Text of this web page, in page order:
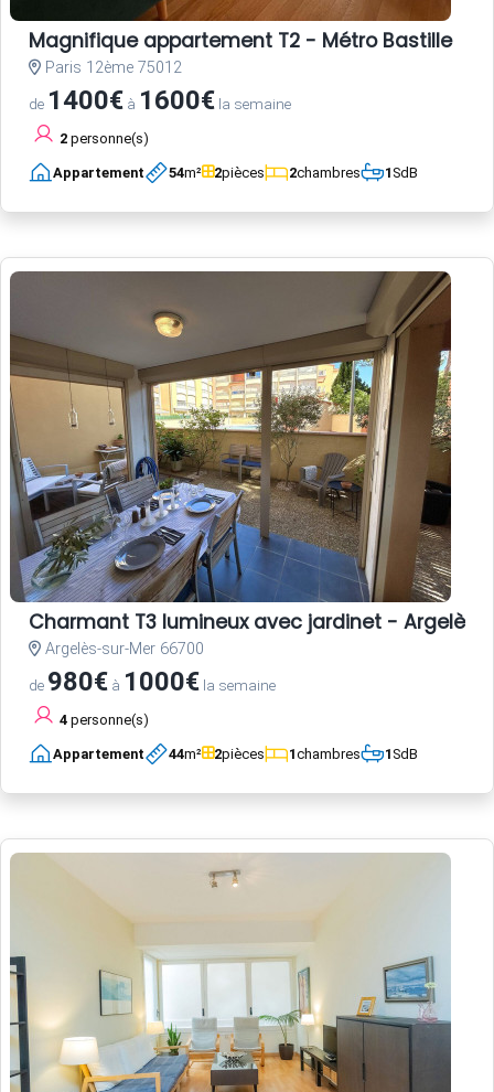
Magnifique appartement T2 - Métro Bastille
Paris 12ème 75012
de 1400€ à 1600€ la semaine
2 personne(s)
Appartement 54m² 2pièces 2chambres 1SdB
Charmant T3 lumineux avec jardinet - Argelès-
Argelès-sur-Mer 66700
de 980€ à 1000€ la semaine
4 personne(s)
Appartement 44m² 2pièces 1chambres 1SdB